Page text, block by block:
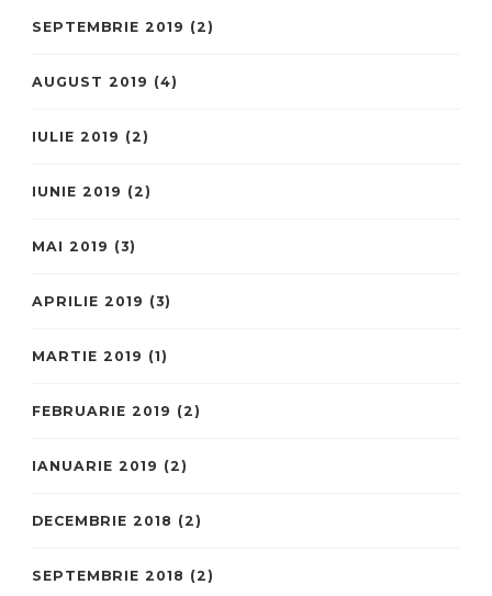
SEPTEMBRIE 2019 (2)
AUGUST 2019 (4)
IULIE 2019 (2)
IUNIE 2019 (2)
MAI 2019 (3)
APRILIE 2019 (3)
MARTIE 2019 (1)
FEBRUARIE 2019 (2)
IANUARIE 2019 (2)
DECEMBRIE 2018 (2)
SEPTEMBRIE 2018 (2)